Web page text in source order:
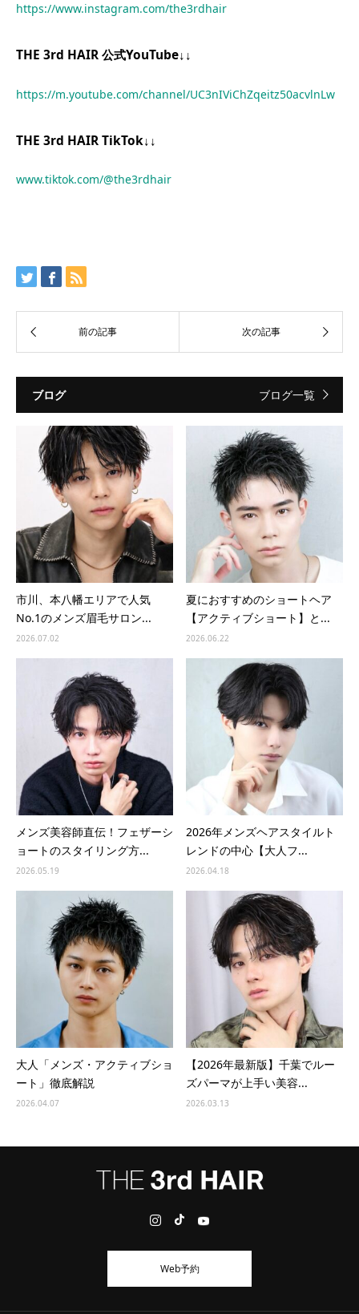
https://www.instagram.com/the3rdhair
THE 3rd HAIR 公式YouTube↓↓
https://m.youtube.com/channel/UC3nIViChZqeitz50acvlnLw
THE 3rd HAIR TikTok↓↓
www.tiktok.com/@the3rdhair
ブログ ブログ一覧
市川、本八幡エリアで人気
No.1のメンズ眉毛サロン...
2026.07.02
夏におすすめのショートヘア
【アクティブショート】と...
2026.06.22
メンズ美容師直伝！フェザーシ
ョートのスタイリング方...
2026.05.19
2026年メンズヘアスタイルト
レンドの中心【大人フ...
2026.04.18
大人「メンズ・アクティブショ
ート」徹底解説
2026.04.07
【2026年最新版】千葉でルー
ズパーマが上手い美容...
2026.03.13
Web予約